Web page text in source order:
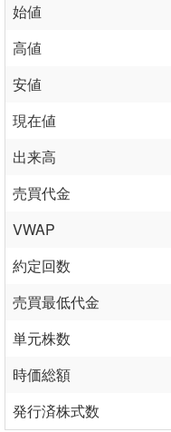
始値
高値
安値
現在値
出来高
売買代金
VWAP
約定回数
売買最低代金
単元株数
時価総額
発行済株式数